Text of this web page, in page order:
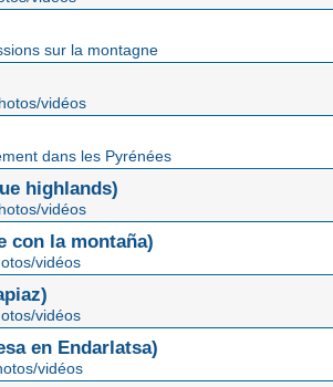
sur la montagne
vidéos
dans les Pyrénées
highlands)
vidéos
con la montaña)
vidéos
vidéos
en Endarlatsa)
vidéos